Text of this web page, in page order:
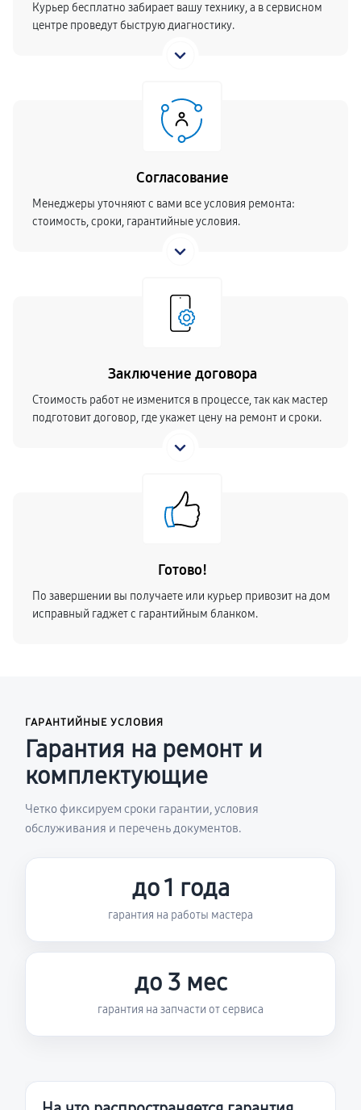
Курьер бесплатно забирает вашу технику, а в сервисном
центре проведут быструю диагностику.
Согласование
Менеджеры уточняют с вами все условия ремонта:
стоимость, сроки, гарантийные условия.
Заключение договора
Стоимость работ не изменится в процессе, так как мастер
подготовит договор, где укажет цену на ремонт и сроки.
Готово!
По завершении вы получаете или курьер привозит на дом
исправный гаджет с гарантийным бланком.
ГАРАНТИЙНЫЕ УСЛОВИЯ
Гарантия на ремонт и
комплектующие
Четко фиксируем сроки гарантии, условия
обслуживания и перечень документов.
до 1 года
гарантия на работы мастера
до 3 мес
гарантия на запчасти от сервиса